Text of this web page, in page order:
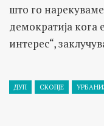
што го
демократија кога
интерес“,
ДУП СКОПЈЕ